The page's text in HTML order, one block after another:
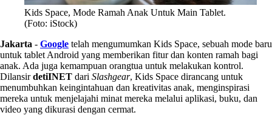
Kids Space, Mode Ramah Anak Untuk Main Tablet.
(Foto: iStock)
Jakarta - Google telah mengumumkan Kids Space, sebuah mode baru
untuk tablet Android yang memberikan fitur dan konten ramah bagi
anak. Ada juga kemampuan orangtua untuk melakukan kontrol.
DilansirdetiINET dari Slashgear, Kids Space dirancang untuk
menumbuhkan keingintahuan dan kreativitas anak, menginspirasi
mereka untuk menjelajahi minat mereka melalui aplikasi, buku, dan
video yang dikurasi dengan cermat.